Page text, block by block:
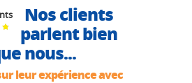
Nos clients
parlent bien
nous...
leur expérience avec